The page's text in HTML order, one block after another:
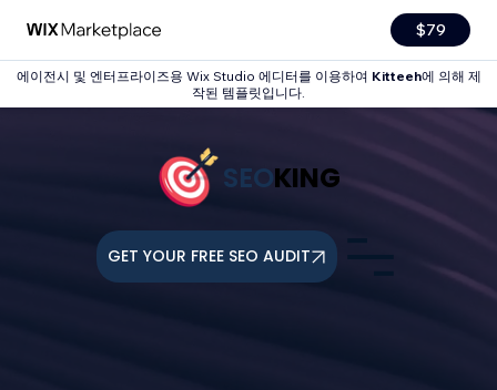
$79
에이전시 및 엔터프라이즈용 Wix Studio 에디터를 이용하여 Kitteeh에 의해 제
작된 템플릿입니다.